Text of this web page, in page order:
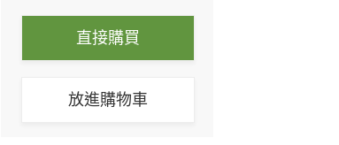
直接購買
放進購物車